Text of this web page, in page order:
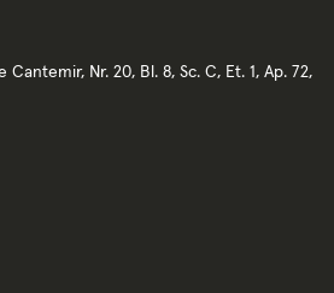
Nr. 20, Bl. 8, Sc. C, Et. 1, Ap. 72,